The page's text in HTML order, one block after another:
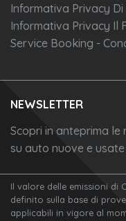
Informativa Privacy Di
Informativa Privacy Il
Service Booking -
NEWSLETTER
Scopri in anteprima le
su auto nuove e usate
Il valore delle emissioni di
definito sulla base di
applicabili in vigore al